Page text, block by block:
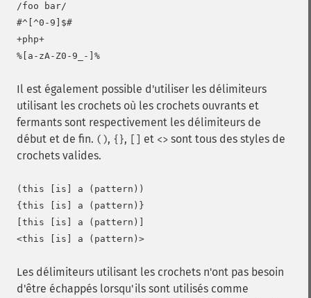
/foo bar/
#^[^0-9]$#
+php+
Il est également possible d'utiliser les délimiteurs
utilisant les crochets où les crochets ouvrants et
fermants sont respectivement les délimiteurs de
début et de fin. (), {}, et <> sont tous des styles de
crochets valides.
(this [is] a (pattern))
{this [is] a (pattern)}
[this [is] a (pattern)]
Les délimiteurs utilisant les crochets n'ont pas besoin
d'être échappés lorsqu'ils sont utilisés comme